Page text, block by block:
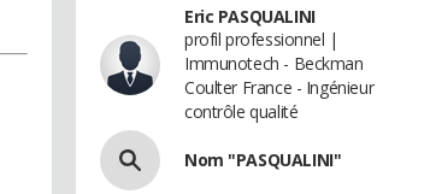
Eric PASQUALINI
profil professionnel |
Immunotech - Beckman
Coulter France - Ingénieur
contrôle qualité
Nom "PASQUALINI"